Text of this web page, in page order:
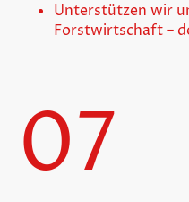
Unterstützen wir
Forstwirtschaft –
07